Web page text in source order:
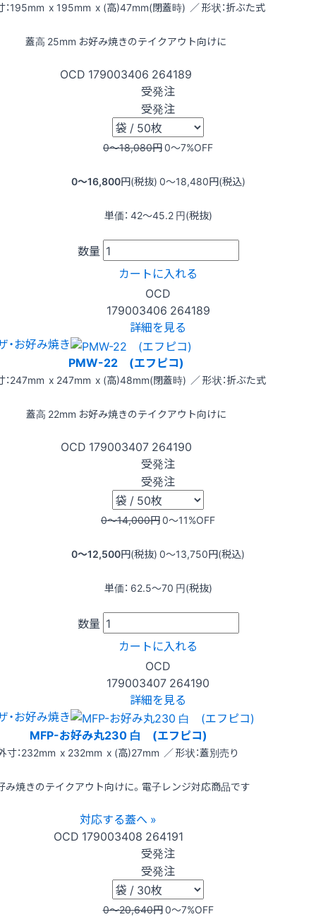
：195mm x 195mm x (高)47mm(閉蓋時) ／ 形状：折ぶた式
蓋高 25mm お好み焼きのテイクアウト向けに
OCD 179003406 264189
受発注
受発注
0〜18,080円0〜7%OFF
0〜16,800円(税抜) 0〜18,480円(税込)
単価： 42〜45.2 円(税抜)
数量
カートに入れる
OCD
179003406 264189
詳細を見る
・お好み焼き
PMW-22 (エフピコ)
：247mm x 247mm x (高)48mm(閉蓋時) ／ 形状：折ぶた式
蓋高 22mm お好み焼きのテイクアウト向けに
OCD 179003407 264190
受発注
受発注
0〜14,000円0〜11%OFF
0〜12,500円(税抜) 0〜13,750円(税込)
単価： 62.5〜70 円(税抜)
数量
カートに入れる
OCD
179003407 264190
詳細を見る
・お好み焼き
MFP-お好み丸230 白 (エフピコ)
寸：232mm x 232mm x (高)27mm ／ 形状：蓋別売り
み焼きのテイクアウト向けに。電子レンジ対応商品です
対応する蓋へ »
OCD 179003408 264191
受発注
受発注
0〜20,640円0〜7%OFF